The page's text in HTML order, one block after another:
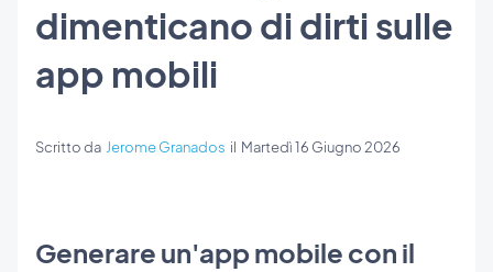
dimenticano di dirti sulle
app mobili
Scritto da Jerome Granados il Martedì 16 Giugno 2026
Generare un'app mobile con il